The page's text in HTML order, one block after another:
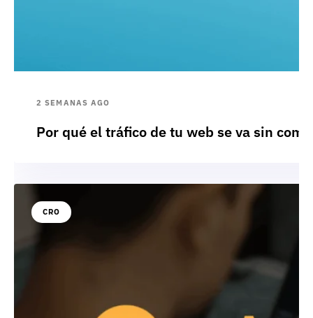
2 SEMANAS AGO
Por qué el tráfico de tu web se va sin
CRO